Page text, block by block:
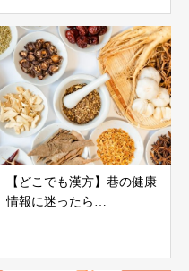
プコーチング
【どこでも漢方】巷の健康
情報に迷ったら…